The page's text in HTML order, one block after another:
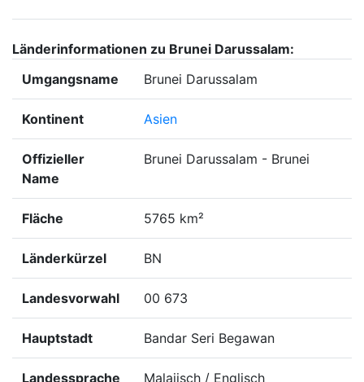
Länderinformationen zu Brunei Darussalam:
Umgangsname
Brunei Darussalam
Kontinent Asien
Offizieller
Name
Brunei Darussalam - Brunei
Fläche 5765 km²
Länderkürzel BN
Landesvorwahl 00 673
Hauptstadt Bandar Seri Begawan
Landessprache Malaiisch / Englisch